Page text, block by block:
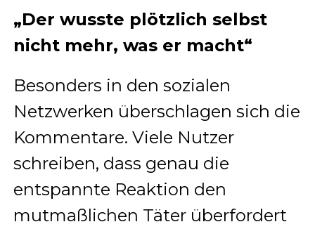
„Der wusste plötzlich selbst
nicht mehr, was er macht“
Besonders in den sozialen
Netzwerken überschlagen sich die
Kommentare. Viele Nutzer
schreiben, dass genau die
entspannte Reaktion den
mutmaßlichen Täter überfordert